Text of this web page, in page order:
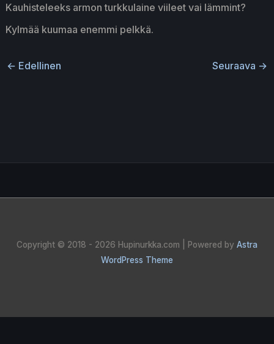
Kauhisteleeks armon turkkulaine viileet vai lämmint?
Kylmää kuumaa enemmi pelkkä.
← Edellinen Seuraava →
Copyright © 2018 - 2026 Hupinurkka.com | Powered by Astra
WordPress Theme